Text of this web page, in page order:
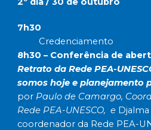
7h30
Credenciamento
8h30 – Conferência de
Retrato da Rede PEA-
somos hoje e planejamento
por Paulo de Camargo,
Rede PEA-UNESCO, e Djalma
coordenador da Rede PEA-